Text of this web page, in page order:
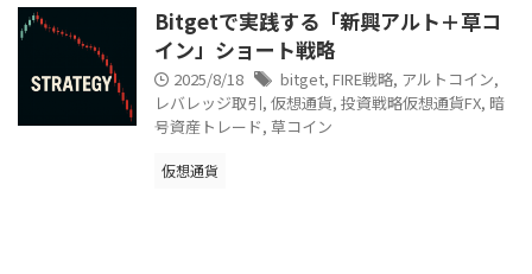
Bitgetで実践する「新興アルト＋草コ
イン」ショート戦略
2025/8/18 bitget, FIRE戦略, アルトコイン,
レバレッジ取引, 仮想通貨, 投資戦略仮想通貨FX, 暗
号資産トレード, 草コイン
仮想通貨